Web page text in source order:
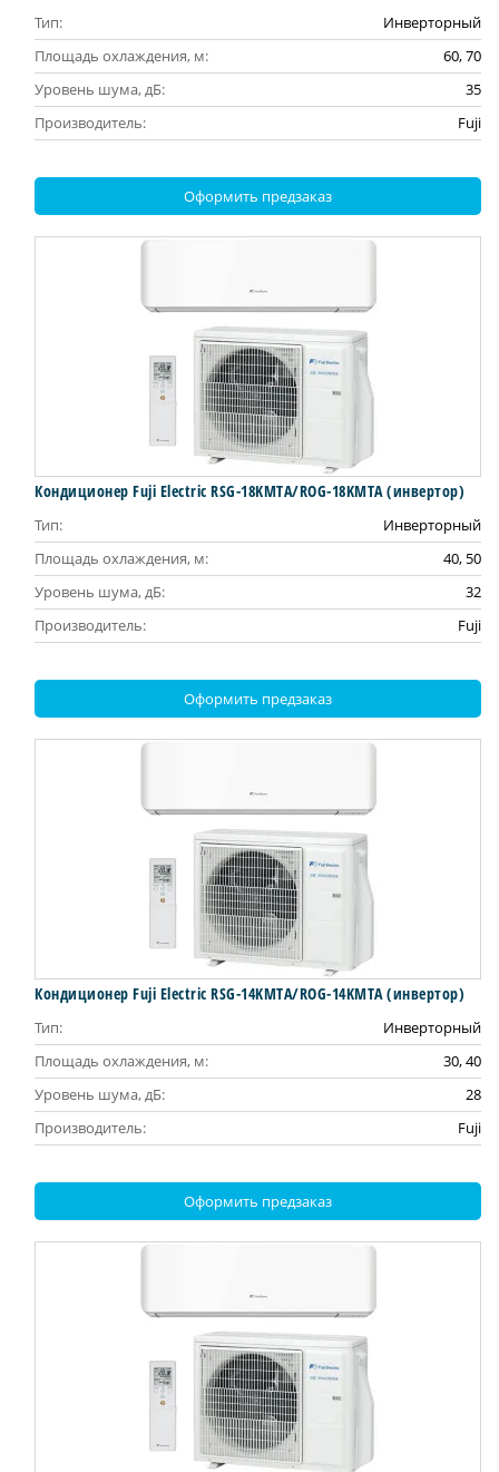
Тип:
Инверторный
Площадь охлаждения, м:
60, 70
Уровень шума, дБ:
35
Производитель:
Fuji
Оформить предзаказ
Кондиционер Fuji Electric RSG-18KMTA/ROG-18KMTA (инвертор)
Тип:
Инверторный
Площадь охлаждения, м:
40, 50
Уровень шума, дБ:
32
Производитель:
Fuji
Оформить предзаказ
Кондиционер Fuji Electric RSG-14KMTA/ROG-14KMTA (инвертор)
Тип:
Инверторный
Площадь охлаждения, м:
30, 40
Уровень шума, дБ:
28
Производитель:
Fuji
Оформить предзаказ